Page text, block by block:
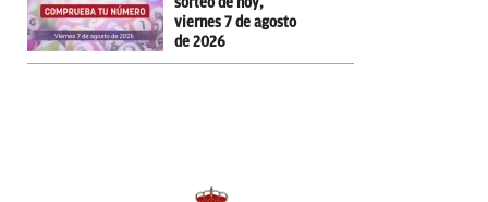
viernes 7 de agosto
de 2026